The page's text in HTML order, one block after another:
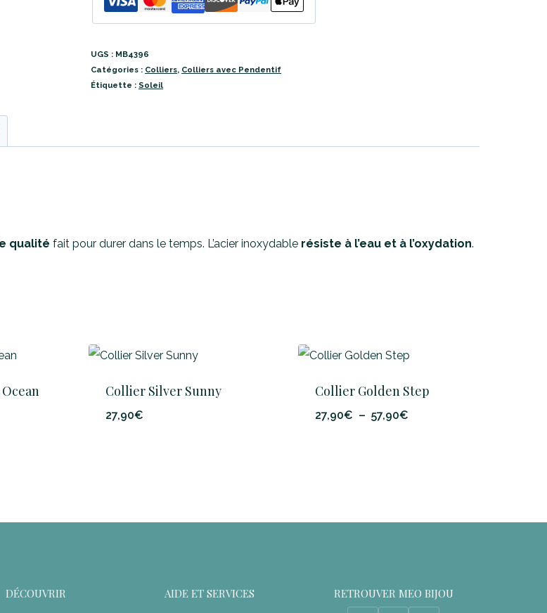
UGS : MB4396
Catégories : Colliers, Colliers avec Pendentif
Étiquette : Soleil
qualité fait pour durer dans le temps. L’acier inoxydable résiste à l’eau et à l’oxydation.
Collier Silver Sunny
27,90€
Collier Golden Step
27,90€ – 57,90€
DÉCOUVRIR AIDE ET SERVICES RETROUVER MEO BIJOU